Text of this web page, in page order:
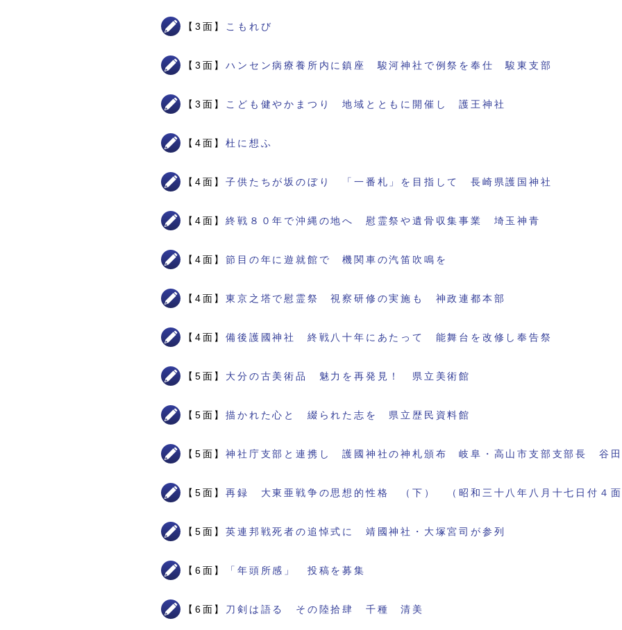
【3面】 こもれび
【3面】ハンセン病療養所内に鎮座 駿河神社で例祭を奉仕 駿東支部
【3面】 こども健やかまつり 地域とともに開催し 護王神社
【4面】杜に想ふ
【4面】子供たちが坂のぼり 「一番札」を目指して 長崎県護国神社
【4面】終戦８０年で沖縄の地へ 慰霊祭や遺骨収集事業 埼玉神青
【4面】節目の年に遊就館で 機関車の汽笛吹鳴を
【4面】東京之塔で慰霊祭 視察研修の実施も 神政連都本部
【4面】備後護國神社 終戦八十年にあたって 能舞台を改修し奉告祭
【5面】 大分の古美術品 魅力を再発見！ 県立美術館
【5面】描かれた心と 綴られた志を 県立歴民資料館
【5面】神社庁支部と連携し 護國神社の神札頒布 岐阜・高山市支部支部長 谷
【5面】再録 大東亜戦争の思想的性格 （下） （昭和三十八年八月十七日付
【5面】英連邦戦死者の追悼式に 靖國神社・大塚宮司が参列
【6面】 「年頭所感」 投稿を募集
【6面】 刀剣は語る その陸拾肆 千種 清美